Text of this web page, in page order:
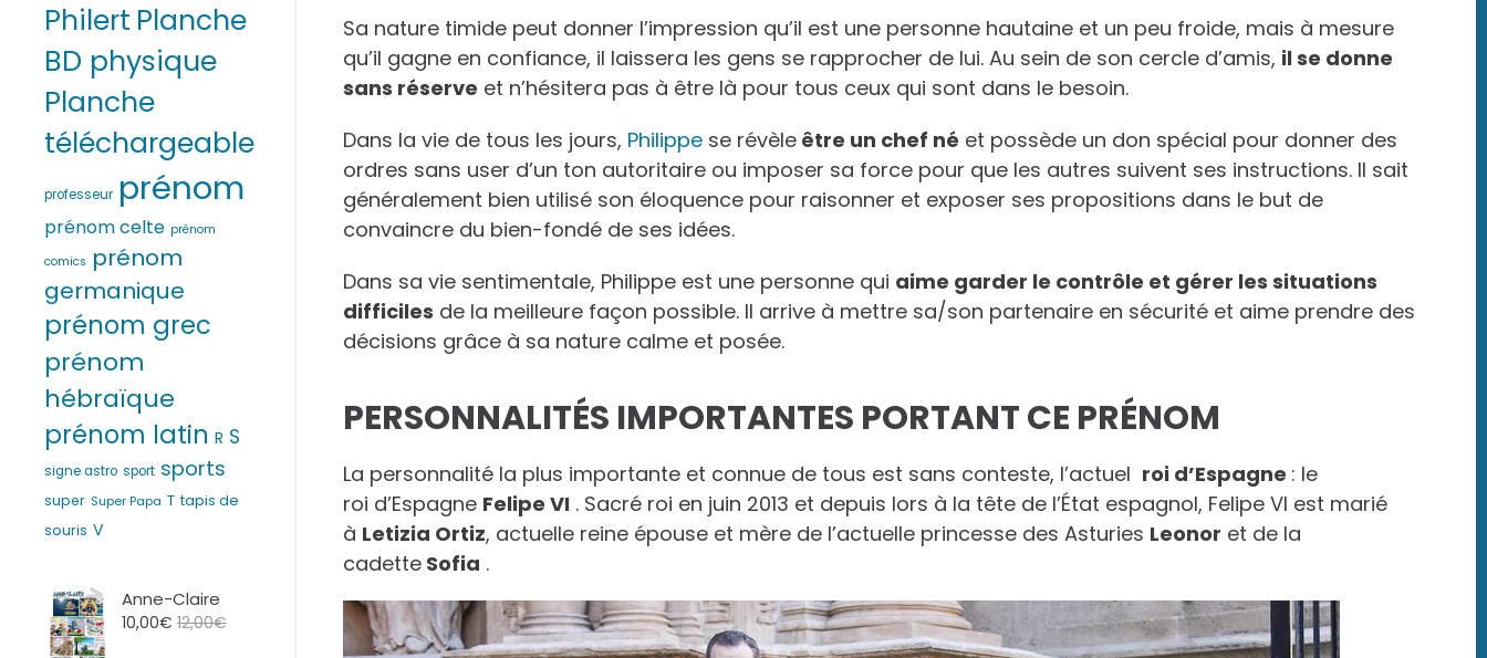
Sa nature timide peut donner l’impression qu’il est une personne hautaine et un peu froide, mais à mesure
qu’il gagne en confiance, il laissera les gens se rapprocher de lui. Au sein de son cercle d’amis, il se donne
sans réserve et n’hésitera pas à être là pour tous ceux qui sont dans le besoin.
Dans la vie de tous les jours, Philippe se révèle être un chef né et possède un don spécial pour donner des
ordres sans user d’un ton autoritaire ou imposer sa force pour que les autres suivent ses instructions. Il sait
généralement bien utilisé son éloquence pour raisonner et exposer ses propositions dans le but de
convaincre du bien-fondé de ses idées.
Dans sa vie sentimentale, Philippe est une personne qui aime garder le contrôle et gérer les situations
difficiles de la meilleure façon possible. Il arrive à mettre sa/son partenaire en sécurité et aime prendre des
décisions grâce à sa nature calme et posée.
PERSONNALITÉS IMPORTANTES PORTANT CE PRÉNOM
La personnalité la plus importante et connue de tous est sans conteste, l’actuel roi d’Espagne : le
roi d’Espagne Felipe VI . Sacré roi en juin 2013 et depuis lors à la tête de l’État espagnol, Felipe VI est marié
à Letizia Ortiz, actuelle reine épouse et mère de l’actuelle princesse des Asturies Leonor et de la
cadette Sofia .
Philert Planche
BD physique
Planche
téléchargeable
professeur prénom
prénom celte prénom
comics prénom
germanique
prénom grec
prénom
hébraïque
prénom latin R S
signe astro sport sports
super Super Papa T tapis de
souris V
Anne-Claire
10,00€ 12,00€